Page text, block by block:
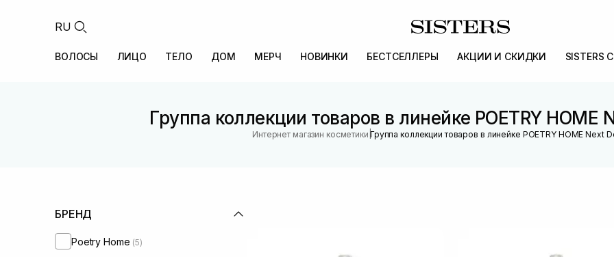
RU
ВОЛОСЫ ЛИЦО ТЕЛО ДОМ МЕРЧ НОВИНКИ БЕСТСЕЛЛЕРЫ АКЦИИ И СКИДКИ SISTERS
Группа коллекции товаров в линейке POETRY HOME
Интернет магазин косметики |Группа коллекции товаров в линейке POETRY HOME Next
БРЕНД
Poetry Home (5)